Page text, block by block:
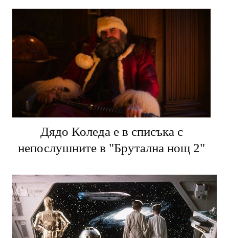
Дядо Коледа е в списъка с